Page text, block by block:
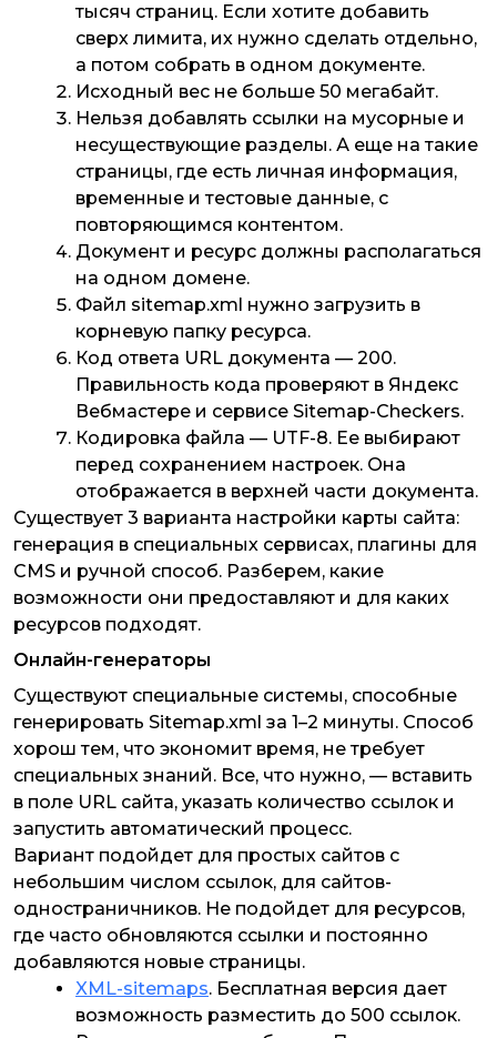
тысяч страниц. Если хотите добавить
сверх лимита, их нужно сделать отдельно,
а потом собрать в одном документе.
Исходный вес не больше 50 мегабайт.
Нельзя добавлять ссылки на мусорные и
несуществующие разделы. А еще на такие
страницы, где есть личная информация,
временные и тестовые данные, с
повторяющимся контентом.
Документ и ресурс должны располагаться
на одном домене.
Файл sitemap.xml нужно загрузить в
корневую папку ресурса.
Код ответа URL документа — 200.
Правильность кода проверяют в Яндекс
Вебмастере и сервисе Sitemap-Checkers.
Кодировка файла — UTF-8. Ее выбирают
перед сохранением настроек. Она
отображается в верхней части документа.
Существует 3 варианта настройки карты сайта:
генерация в специальных сервисах, плагины для
CMS и ручной способ. Разберем, какие
возможности они предоставляют и для каких
ресурсов подходят.
Онлайн-генераторы
Существуют специальные системы, способные
генерировать Sitemap.xml за 1–2 минуты. Способ
хорош тем, что экономит время, не требует
специальных знаний. Все, что нужно, — вставить
в поле URL сайта, указать количество ссылок и
запустить автоматический процесс.
Вариант подойдет для простых сайтов с
небольшим числом ссылок, для сайтов-
одностраничников. Не подойдет для ресурсов,
где часто обновляются ссылки и постоянно
добавляются новые страницы.
XML-sitemaps. Бесплатная версия дает
возможность разместить до 500 ссылок.